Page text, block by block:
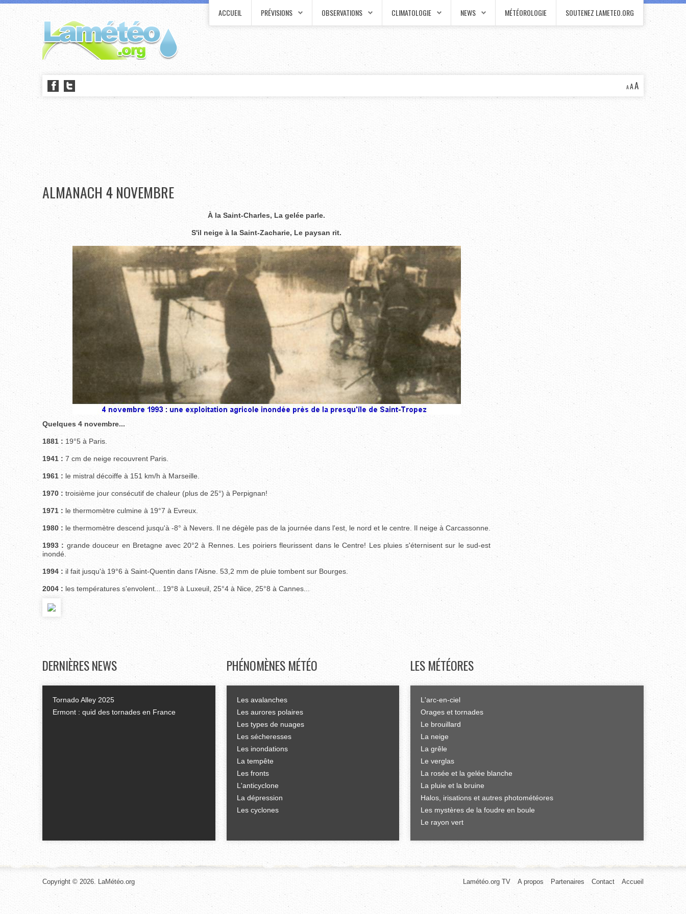
ACCUEIL PRÉVISIONS OBSERVATIONS CLIMATOLOGIE NEWS MÉTÉOROLOGIE SOUTENEZ LAMETEO.ORG
AAA
ALMANACH 4 NOVEMBRE
À la Saint-Charles, La gelée parle.
S'il neige à la Saint-Zacharie, Le paysan rit.
Quelques 4 novembre...
1881 : 19°5 à Paris.
1941 : 7 cm de neige recouvrent Paris.
1961 : le mistral décoiffe à 151 km/h à Marseille.
1970 : troisième jour consécutif de chaleur (plus de 25°) à Perpignan!
1971 : le thermomètre culmine à 19°7 à Evreux.
1980 : le thermomètre descend jusqu'à -8° à Nevers. Il ne dégèle pas de la journée dans l'est, le nord et le centre. Il neige à Carcassonne.
1993 : grande douceur en Bretagne avec 20°2 à Rennes. Les poiriers fleurissent dans le Centre! Les pluies s'éternisent sur le sud-est
inondé.
1994 : il fait jusqu'à 19°6 à Saint-Quentin dans l'Aisne. 53,2 mm de pluie tombent sur Bourges.
2004 : les températures s'envolent... 19°8 à Luxeuil, 25°4 à Nice, 25°8 à Cannes...
DERNIÈRESNEWS
Tornado Alley 2025
Ermont : quid des tornades en France
PHÉNOMÈNES MÉTÉO
Les avalanches
Les aurores polaires
Les types de nuages
Les sécheresses
Les inondations
La tempête
Les fronts
L'anticyclone
La dépression
Les cyclones
LESMÉTÉORES
L'arc-en-ciel
Orages et tornades
Le brouillard
La neige
La grêle
Le verglas
La rosée et la gelée blanche
La pluie et la bruine
Halos, irisations et autres photométéores
Les mystères de la foudre en boule
Le rayon vert
Copyright © 2026. LaMétéo.org Accueil
Contact
Partenaires
A propos
Lamétéo.org TV